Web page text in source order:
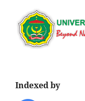
Indexed by